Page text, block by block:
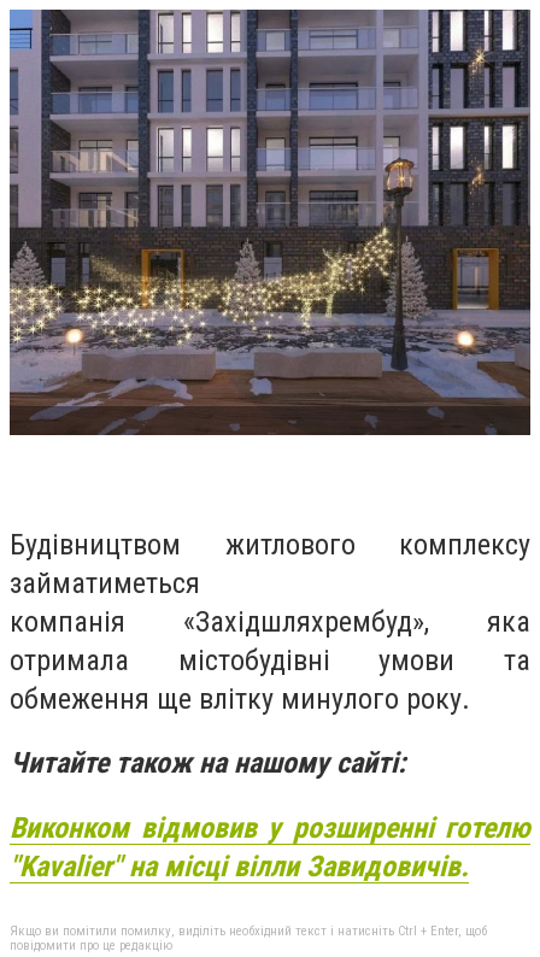
Будівництвом житлового комплексу
займатиметься
компанія «Західшляхрембуд», яка
отримала містобудівні умови та
обмеження ще влітку минулого року.
Читайте також на нашому сайті:
Виконком відмовив у розширенні готелю
"Kavalier" на місці вілли Завидовичів.
Якщо ви помітили помилку, виділіть необхідний текст і натисніть Ctrl + Enter, щоб
повідомити про це редакцію